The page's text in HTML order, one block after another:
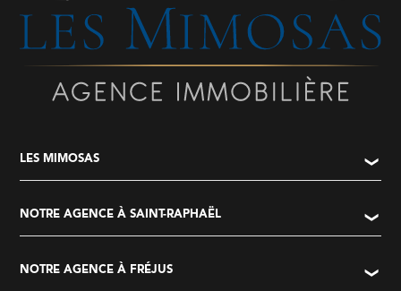
LES MIMOSAS
NOTRE AGENCE À SAINT-RAPHAËL
NOTRE AGENCE À FRÉJUS